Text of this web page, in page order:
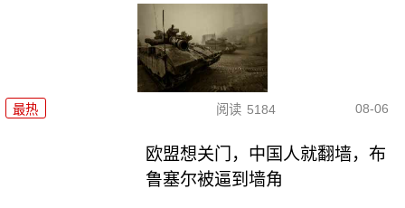
最热 阅读 5184 08-06
欧盟想关门，中国人就翻墙，布
鲁塞尔被逼到墙角